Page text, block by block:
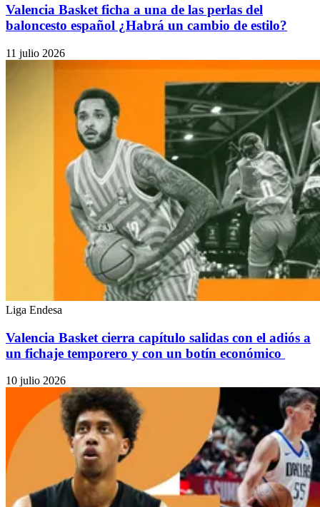
Valencia Basket ficha a una de las perlas del
baloncesto español ¿Habrá un cambio de estilo?
11 julio 2026
Liga Endesa
Valencia Basket cierra capítulo salidas con el adiós a
un fichaje temporero y con un botín económico
10 julio 2026